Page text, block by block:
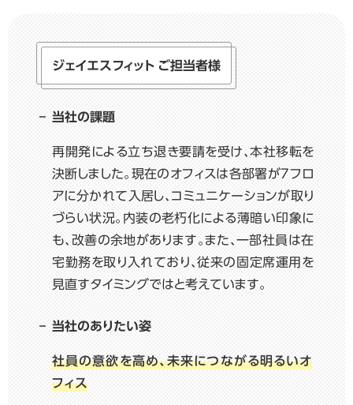
ジェイエスフィット ご担当者様
当社の課題
再開発による立ち退き要請を受け、本社移転を
決断しました。現在のオフィスは各部署が7フロ
アに分かれて入居し、コミュニケーションが取り
づらい状況。内装の老朽化による薄暗い印象に
も、改善の余地があります。また、一部社員は在
宅勤務を取り入れており、従来の固定席運用を
見直すタイミングではと考えています。
当社のありたい姿
社員の意欲を高め、未来につながる明るいオ
フィス